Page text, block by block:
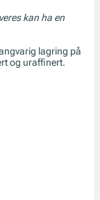
kan ha en
lagring på
og uraffinert.